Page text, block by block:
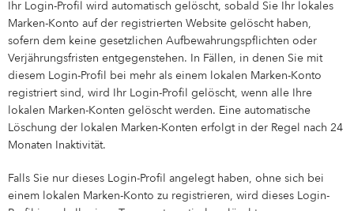
Ihr Login-Profil wird automatisch gelöscht, sobald Sie Ihr lokales
Marken-Konto auf der registrierten Website gelöscht haben,
sofern dem keine gesetzlichen Aufbewahrungspflichten oder
Verjährungsfristen entgegenstehen. In Fällen, in denen Sie mit
diesem Login-Profil bei mehr als einem lokalen Marken-Konto
registriert sind, wird Ihr Login-Profil gelöscht, wenn alle Ihre
lokalen Marken-Konten gelöscht werden. Eine automatische
Löschung der lokalen Marken-Konten erfolgt in der Regel nach 24
Monaten Inaktivität.
Falls Sie nur dieses Login-Profil angelegt haben, ohne sich bei
einem lokalen Marken-Konto zu registrieren, wird dieses Login-